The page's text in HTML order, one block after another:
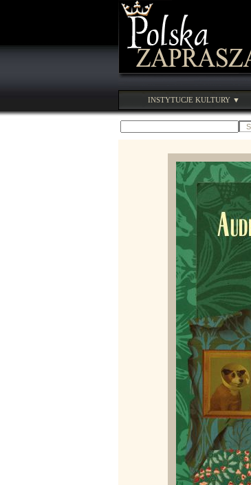
INSTYTUCJE KULTURY ▼